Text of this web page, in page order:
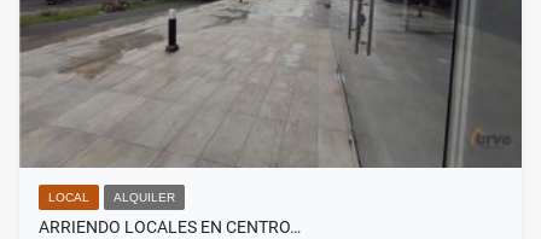
LOCAL ALQUILER
ARRIENDO LOCALES EN CENTRO…